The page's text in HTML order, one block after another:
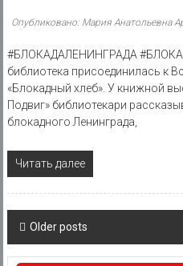
Опубликовано: Мария Анатольевна
#БЛОКАДАЛЕНИНГРАДА
библиотека присоединилась к
«Блокадный хлеб». У книжной
Подвиг» библиотекари
блокадного Ленинграда,
Читать далее
Posts
navigation
Older posts